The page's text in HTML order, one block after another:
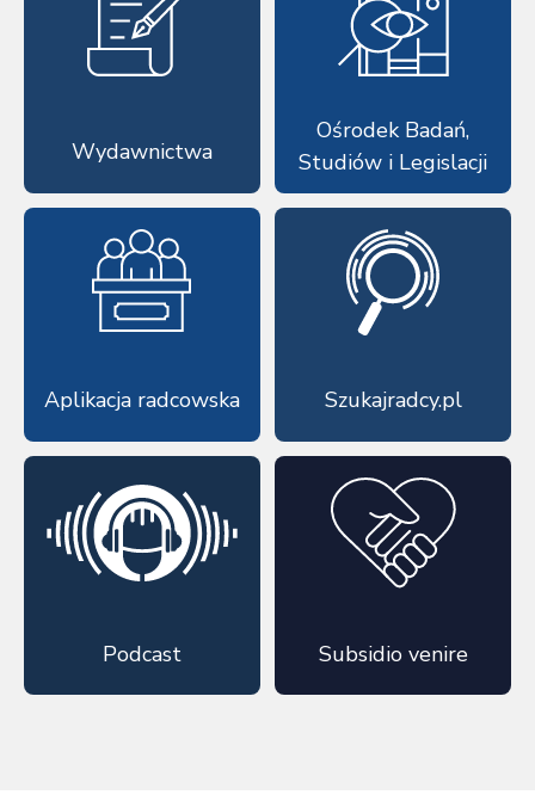
Wydawnictwa
Ośrodek Badań,
Studiów i Legislacji
Aplikacja radcowska Szukajradcy.pl
Podcast Subsidio venire